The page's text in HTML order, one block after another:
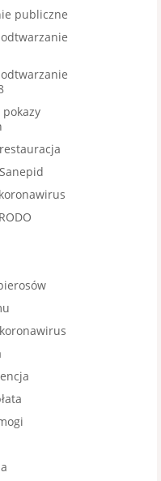
publiczne